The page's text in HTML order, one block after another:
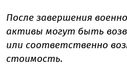
После завершения
активы могут быть
или соответственно
стоимость.